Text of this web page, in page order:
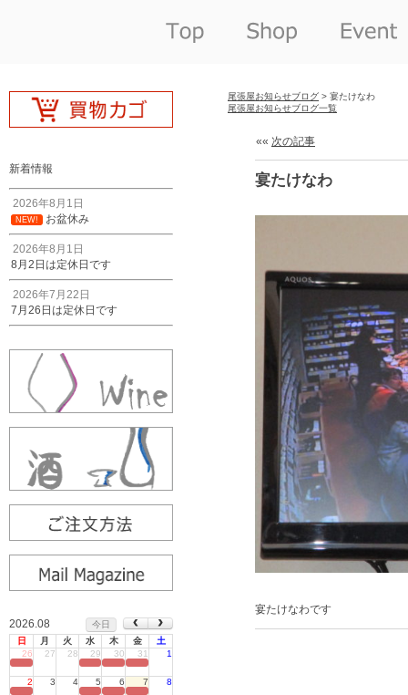
新着情報
2026年8月1日
NEW! お盆休み
2026年8月1日
8月2日は定休日です
2026年7月22日
7月26日は定休日です
2026.08
今日
日
月 火 水 木 金
土
26
27 28 29 30 31 1
2 3 4 5 6 7 8
尾張屋お知らせブログ > 宴たけなわ
尾張屋お知らせブログ一覧
«« 次の記事
宴たけなわ
宴たけなわです